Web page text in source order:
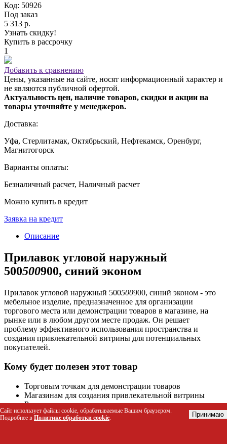
Код: 50926
Под заказ
5 313 р.
Узнать скидку!
Купить в рассрочку
1
Добавить к сравнению
Цены, указанные на сайте, носят информационный характер и
не являются публичной офертой.
Актуальность цен, наличие товаров, скидки и акции на
товары уточняйте у менеджеров.
Доставка:
Уфа, Стерлитамак, Октябрьский, Нефтекамск, Оренбург,
Магнитогорск
Варианты оплаты:
Безналичный расчет, Наличный расчет
Можно купить в кредит
Заявка на кредит
Описание
Прилавок угловой наружный
500500900, синий эконом
Прилавок угловой наружный 500500900, синий эконом - это
мебельное изделие, предназначенное для организации
торгового места или демонстрации товаров в магазине, на
рынке или в любом другом месте продаж. Он решает
проблему эффективного использования пространства и
создания привлекательной витрины для потенциальных
покупателей.
Кому будет полезен этот товар
Торговым точкам для демонстрации товаров
Магазинам для создания привлекательной витрины
Рыночным продавцам для организации торгового места
Технические характеристики
Сайт использует файлы cookie, обрабатываемые Вашим браузером.
Подробнее в Политике обработки cookie. Принимаю